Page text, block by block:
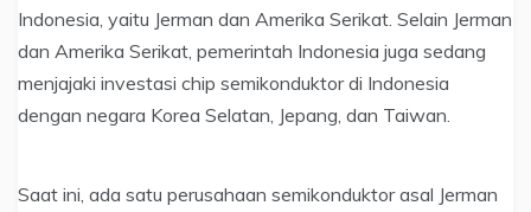
Indonesia, yaitu Jerman dan Amerika Serikat. Selain Jerman
dan Amerika Serikat, pemerintah Indonesia juga sedang
menjajaki investasi chip semikonduktor di Indonesia
dengan negara Korea Selatan, Jepang, dan Taiwan.
Saat ini, ada satu perusahaan semikonduktor asal Jerman